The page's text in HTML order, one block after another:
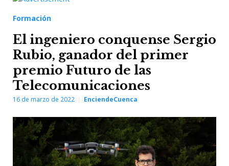
Formación
El ingeniero conquense Sergio
Rubio, ganador del primer
premio Futuro de las
Telecomunicaciones
16 de marzo de 2022 EnciendeCuenca